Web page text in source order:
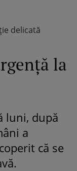
delicată
la
luni, după
a
că se